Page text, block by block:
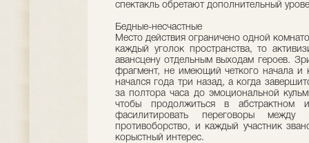
спектакль обретают дополнительный
Бедные-несчастные
Место действия ограничено одной
каждый уголок пространства, то
авансцену отдельным выходам героев.
фрагмент, не имеющий четкого начала и
начался года три назад, а когда
за полтора часа до эмоциональной
чтобы продолжиться в абстрактном
фасилитировать переговоры
противоборство, и каждый участник
корыстный интерес.